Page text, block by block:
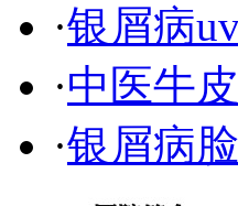
·银屑病
·中医牛
·银屑病